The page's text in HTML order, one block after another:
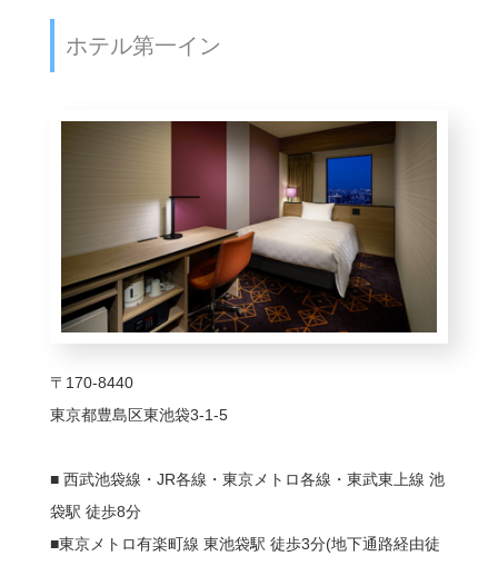
ホテル第一イン
〒170-8440
東京都豊島区東池袋3-1-5
■ 西武池袋線・JR各線・東京メトロ各線・東武東上線 池
袋駅 徒歩8分
■東京メトロ有楽町線 東池袋駅 徒歩3分(地下通路経由徒